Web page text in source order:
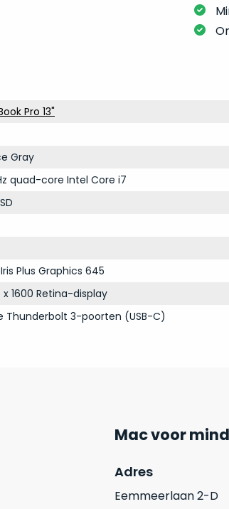
Pro 13"
Gray
quad-core Intel Core i7
Plus Graphics 645
x 1600 Retina-display
Thunderbolt 3-poorten (USB-C)
Mac voor
Adres
Eemmeerlaan 2-D